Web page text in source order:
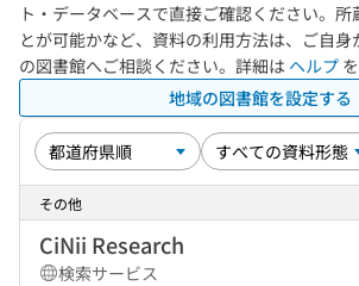
ト・データベースで直接ご確認ください。所
とが可能かなど、資料の利用方法は、ご自身
の図書館へご相談ください。詳細は ヘルプ
地域の図書館を設定する
その他
CiNii Research
検索サービス